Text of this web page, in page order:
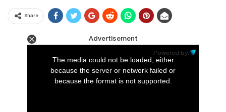
Share
Advertisement
Powered by:
The media could not be loaded, either
because the server or network failed or
because the format is not supported.